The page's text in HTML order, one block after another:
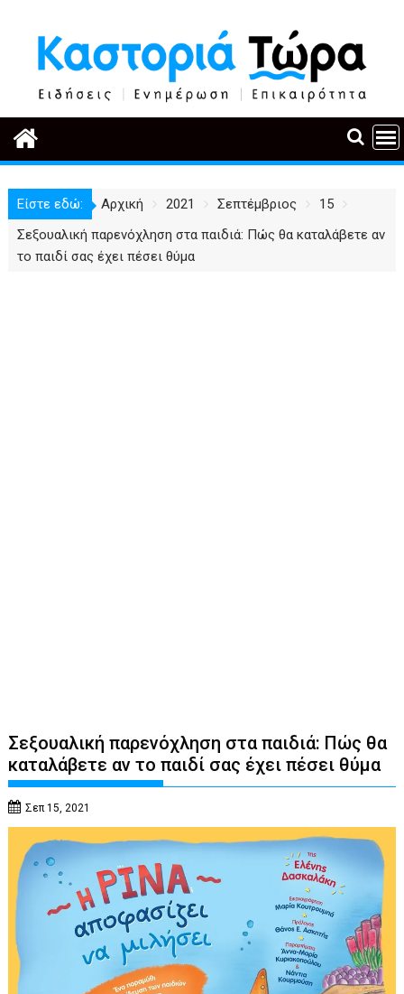
περιεχόμενο
Είστε εδώ: Αρχική 2021 Σεπτέμβριος
15
Σεξουαλική παρενόχληση στα παιδιά: Πώς θα καταλάβετε αν
το παιδί σας έχει πέσει θύμα
Σεξουαλική παρενόχληση στα παιδιά: Πώς θα
καταλάβετε αν το παιδί σας έχει πέσει θύμα
Σεπ 15, 2021